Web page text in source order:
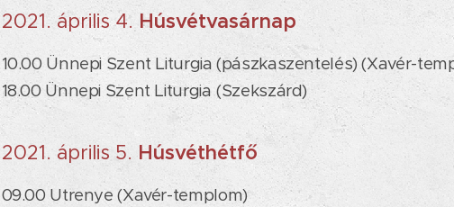
2021. április 4. Húsvétvasárnap
10.00 Ünnepi Szent Liturgia (pászkaszentelés) (Xavér-
18.00 Ünnepi Szent Liturgia (Szekszárd)
2021. április 5. Húsvéthétfő
09.00 Utrenye (Xavér-templom)